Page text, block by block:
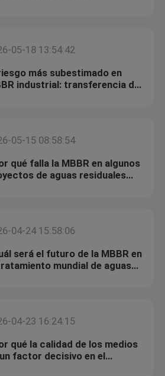
bloques biológicos
05-18 13:54:42
más subestimado en
industrial: transferencia de
05-15 08:58:54
qué falla la MBBR en algunos
de aguas residuales
04-24 15:58:06
será el futuro de la MBBR en
mundial de aguas
04-23 16:24:15
qué la calidad de los medios
factor decisivo en el